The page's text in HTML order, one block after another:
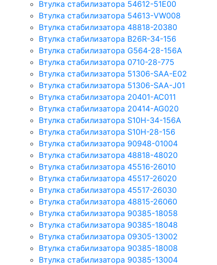
Втулка стабилизатора 54612-51E00
Втулка стабилизатора 54613-VW008
Втулка стабилизатора 48818-20380
Втулка стабилизатора B26R-34-156
Втулка стабилизатора G564-28-156A
Втулка стабилизатора 0710-28-775
Втулка стабилизатора 51306-SAA-E02
Втулка стабилизатора 51306-SAA-J01
Втулка стабилизатора 20401-AC011
Втулка стабилизатора 20414-AG020
Втулка стабилизатора S10H-34-156A
Втулка стабилизатора S10H-28-156
Втулка стабилизатора 90948-01004
Втулка стабилизатора 48818-48020
Втулка стабилизатора 45516-26010
Втулка стабилизатора 45517-26020
Втулка стабилизатора 45517-26030
Втулка стабилизатора 48815-26060
Втулка стабилизатора 90385-18058
Втулка стабилизатора 90385-18048
Втулка стабилизатора 09305-13002
Втулка стабилизатора 90385-18008
Втулка стабилизатора 90385-13004